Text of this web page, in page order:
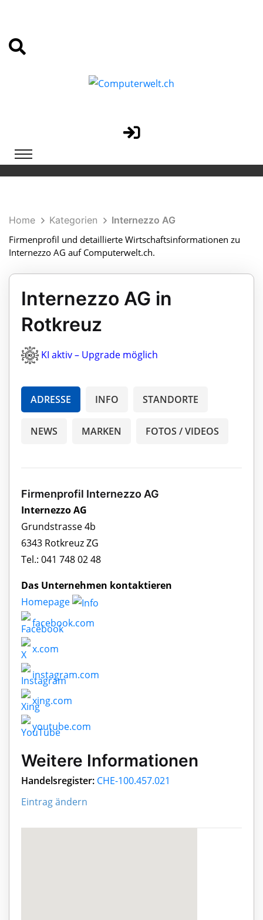
Home Kategorien
Internezzo AG
Firmenprofil und detaillierte Wirtschaftsinformationen zu
Internezzo AG auf Computerwelt.ch.
Internezzo AG in
Rotkreuz
KI aktiv – Upgrade möglich
ADRESSE INFO STANDORTE
NEWS MARKEN FOTOS / VIDEOS
Firmenprofil Internezzo AG
Internezzo AG
Grundstrasse 4b
6343 Rotkreuz ZG
Tel.: 041 748 02 48
Das Unternehmen kontaktieren
Homepage
facebook.com
x.com
instagram.com
xing.com
youtube.com
Weitere Informationen
Handelsregister: CHE-100.457.021
Eintrag ändern